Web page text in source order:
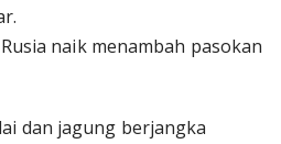
naik menambah pasokan
dan jagung berjangka